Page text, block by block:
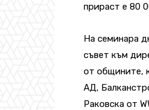
прираст е 80
На семинара
съвет към
от общините,
АД,
Раковска от